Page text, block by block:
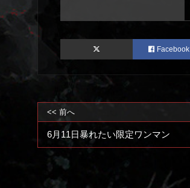
Facebook
<< 前へ
6月11日暴れたい限定ワンマン